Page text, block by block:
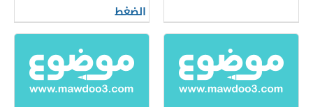
الضغط